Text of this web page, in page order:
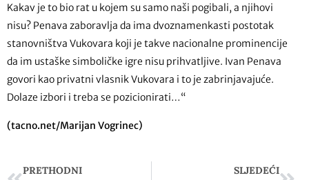
Kakav je to bio rat u kojem su samo naši pogibali, a njihovi
nisu? Penava zaboravlja da ima dvoznamenkasti postotak
stanovništva Vukovara koji je takve nacionalne prominencije
da im ustaške simboličke igre nisu prihvatljive. Ivan Penava
govori kao privatni vlasnik Vukovara i to je zabrinjavajuće.
Dolaze izbori i treba se pozicionirati…“
(tacno.net/Marijan Vogrinec)
PRETHODNI SLJEDEĆI